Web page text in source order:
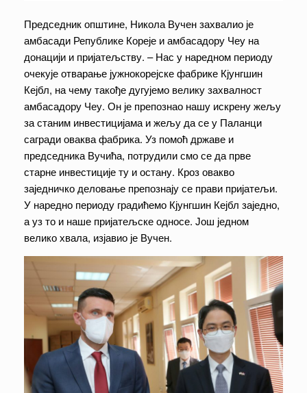
Председник општине, Никола Вучен захвалио је
амбасади Републике Кореје и амбасадору Чеу на
донацији и пријатељству. – Нас у наредном периоду
очекује отварање јужнокорејске фабрике Кјунгшин
Кејбл, на чему такође дугујемо велику захвалност
амбасадору Чеу. Он је препознао нашу искрену жељу
за станим инвестицијама и жељу да се у Паланци
сагради оваква фабрика. Уз помоћ државе и
председника Вучића, потрудили смо се да прве
старне инвестиције ту и остану. Кроз овакво
заједничко деловање препознају се прави пријатељи.
У наредно периоду градићемо Кјунгшин Кејбл заједно,
а уз то и наше пријатељске односе. Још једном
велико хвала, изјавио је Вучен.